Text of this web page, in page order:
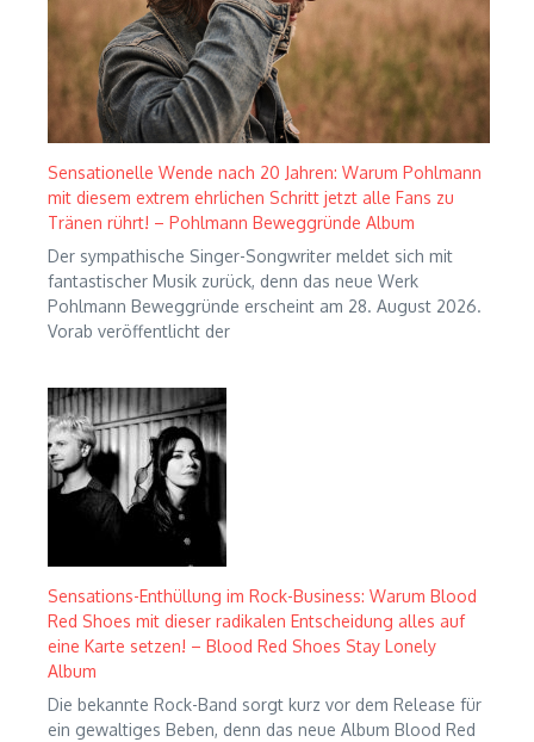
Sensationelle Wende nach 20 Jahren: Warum Pohlmann
mit diesem extrem ehrlichen Schritt jetzt alle Fans zu
Tränen rührt! – Pohlmann Beweggründe Album
Der sympathische Singer-Songwriter meldet sich mit
fantastischer Musik zurück, denn das neue Werk
Pohlmann Beweggründe erscheint am 28. August 2026.
Vorab veröffentlicht der
Sensations-Enthüllung im Rock-Business: Warum Blood
Red Shoes mit dieser radikalen Entscheidung alles auf
eine Karte setzen! – Blood Red Shoes Stay Lonely
Album
Die bekannte Rock-Band sorgt kurz vor dem Release für
ein gewaltiges Beben, denn das neue Album Blood Red